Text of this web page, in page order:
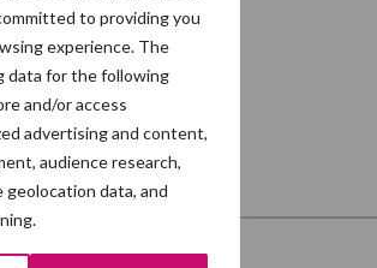
to providing you
experience. The
data for the following
and/or access
advertising and content,
audience research,
data, and